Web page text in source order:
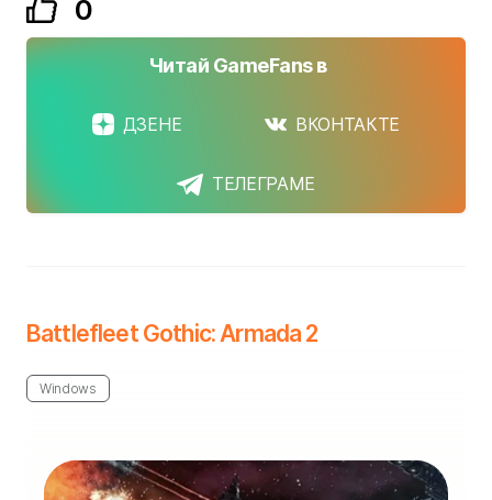
0
Читай GameFans в
ДЗЕНЕ ВКОНТАКТЕ
ТЕЛЕГРАМЕ
Battlefleet Gothic: Armada 2
Windows